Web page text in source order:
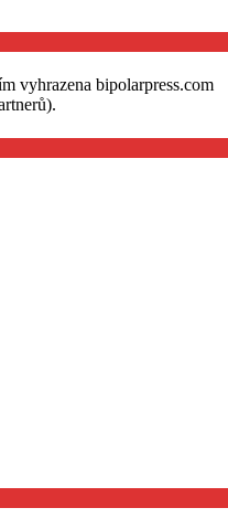
vyhrazena bipolarpress.com